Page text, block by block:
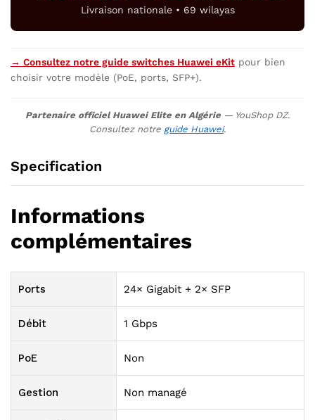
Livraison nationale • 69 wilayas
→ Consultez notre guide switches Huawei eKit pour bien
choisir votre modèle (PoE, ports, SFP+).
Partenaire officiel Huawei Elite en Algérie — YouShop DZ.
Consultez notre guide Huawei.
Specification
Informations
complémentaires
Ports 24× Gigabit + 2× SFP
Débit 1 Gbps
PoE Non
Gestion Non managé